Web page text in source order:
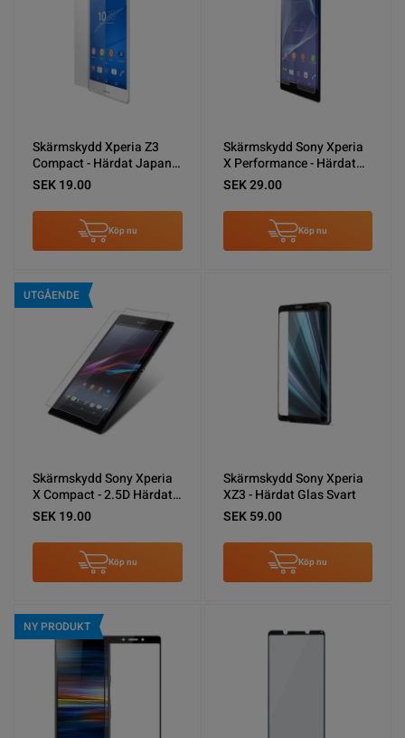
Skärmskydd Xperia Z3
Compact - Härdat Japan
Glas
SEK 19.00
Köp nu
Skärmskydd Sony Xperia
X Performance - Härdat
Japan Glas
SEK 29.00
Köp nu
UTGÅENDE
Skärmskydd Sony Xperia
X Compact - 2.5D Härdat
Glas
SEK 19.00
Köp nu
Skärmskydd Sony Xperia
XZ3 - Härdat Glas Svart
SEK 59.00
Köp nu
NY PRODUKT